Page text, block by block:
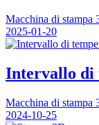
Macchina di stampa
2025-01-20
Intervallo di
Macchina di stampa
2024-10-25